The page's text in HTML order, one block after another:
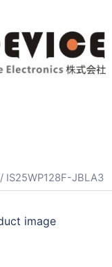
/ IS25WP128F-JBLA3